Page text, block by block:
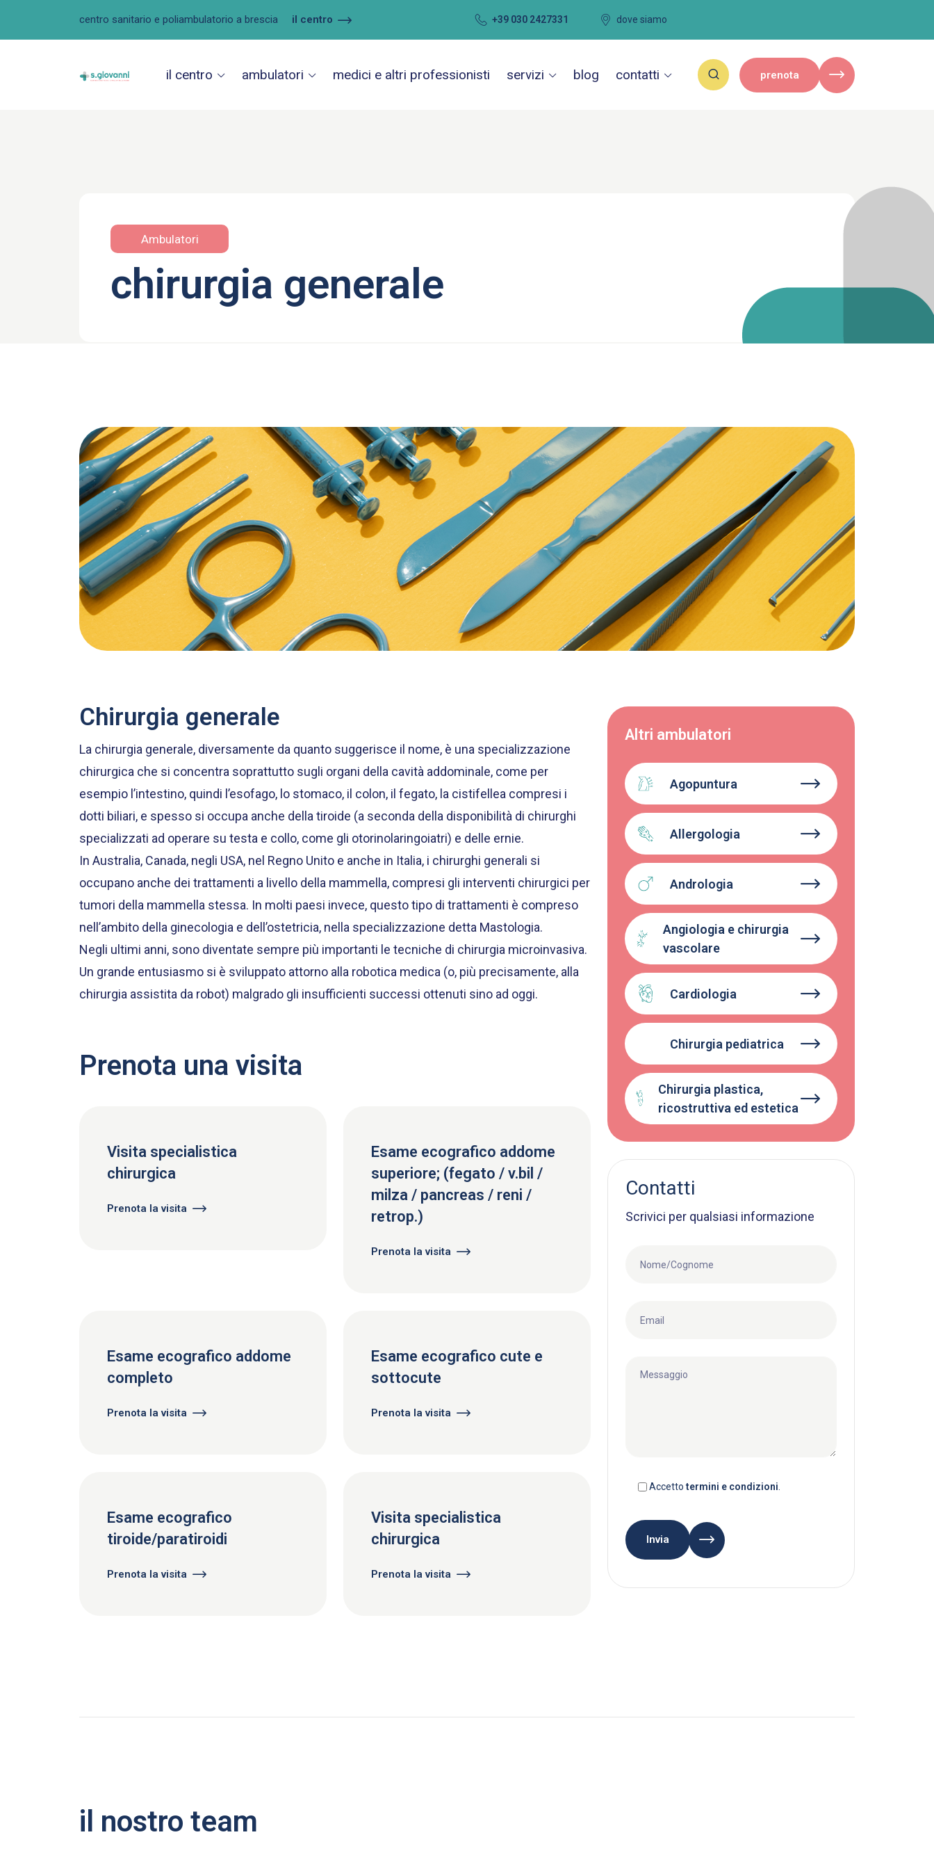
centro sanitario e poliambulatorio a brescia il centro +39 030 2427331 dove siamo
il centro ambulatori medici e altri professionisti servizi blog contatti prenota
Ambulatori
chirurgia generale
Chirurgia generale
La chirurgia generale, diversamente da quanto suggerisce il nome, è una specializzazione
chirurgica che si concentra soprattutto sugli organi della cavità addominale, come per
esempio l’intestino, quindi l’esofago, lo stomaco, il colon, il fegato, la cistifellea compresi i
dotti biliari, e spesso si occupa anche della tiroide (a seconda della disponibilità di chirurghi
specializzati ad operare su testa e collo, come gli otorinolaringoiatri) e delle ernie.
In Australia, Canada, negli USA, nel Regno Unito e anche in Italia, i chirurghi generali si
occupano anche dei trattamenti a livello della mammella, compresi gli interventi chirurgici per
tumori della mammella stessa. In molti paesi invece, questo tipo di trattamenti è compreso
nell’ambito della ginecologia e dell’ostetricia, nella specializzazione detta Mastologia.
Negli ultimi anni, sono diventate sempre più importanti le tecniche di chirurgia microinvasiva.
Un grande entusiasmo si è sviluppato attorno alla robotica medica (o, più precisamente, alla
chirurgia assistita da robot) malgrado gli insufficienti successi ottenuti sino ad oggi.
Prenota una visita
Visita specialistica
chirurgica
Prenota la visita
Esame ecografico addome
superiore; (fegato / v.bil /
milza / pancreas / reni /
retrop.)
Prenota la visita
Esame ecografico addome
completo
Prenota la visita
Esame ecografico cute e
sottocute
Prenota la visita
Esame ecografico
tiroide/paratiroidi
Prenota la visita
Visita specialistica
chirurgica
Prenota la visita
Altri ambulatori
Agopuntura
Allergologia
Andrologia
Angiologia e chirurgia
vascolare
Cardiologia
Chirurgia pediatrica
Chirurgia plastica,
ricostruttiva ed estetica
Contatti
Scrivici per qualsiasi informazione
Accettotermini e condizioni
Invia
il nostro team